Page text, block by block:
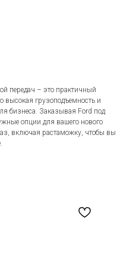
передач – это практичный
грузоподъемность и
бизнеса. Заказывая Ford под
опции для вашего нового
включая растаможку, чтобы вы